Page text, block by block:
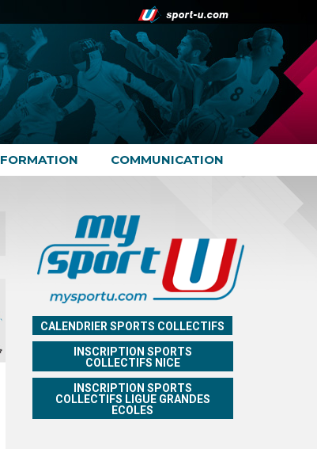
FORMATION COMMUNICATION
CALENDRIER SPORTS COLLECTIFS
INSCRIPTION SPORTS
COLLECTIFS NICE
INSCRIPTION SPORTS
COLLECTIFS LIGUE GRANDES
ECOLES